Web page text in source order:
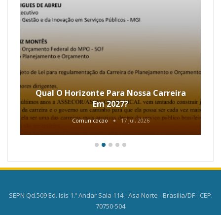
Qual O Horizonte Para Nossa Carreira
Em 2027?
Comunicacao 17 jul, 2026
SEPN Qd.509 Ed. Isis 1.º Andar Sala 114 - Asa Norte - Brasília/DF - CEP.
70750-504